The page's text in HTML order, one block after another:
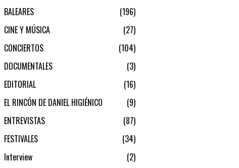
BALEARES
196
CINE Y MÚSICA
27
CONCIERTOS
104
DOCUMENTALES
3
EDITORIAL
16
EL RINCÓN DE DANIEL HIGIÉNICO
9
ENTREVISTAS
87
FESTIVALES
34
Interview
2